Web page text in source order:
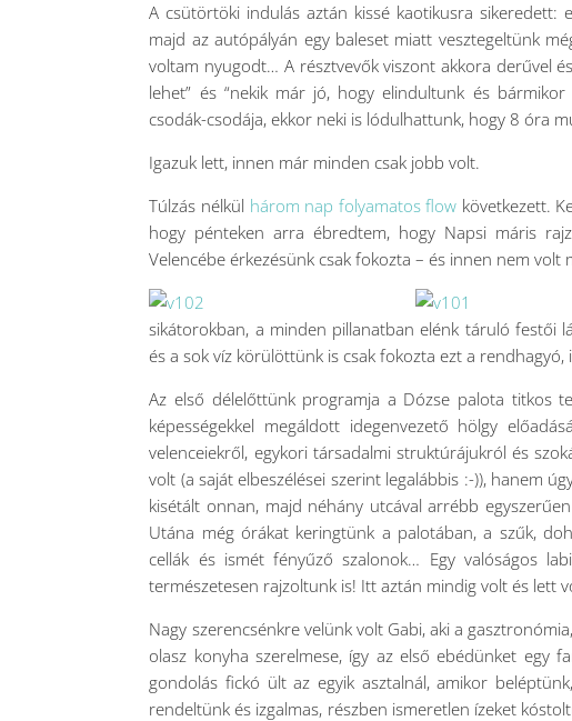
A csütörtöki indulás aztán kissé kaotikusra sikeredett:
majd az autópályán egy baleset miatt vesztegeltünk
voltam nyugodt… A résztvevők viszont akkora derűvel
lehet” és “nekik már jó, hogy elindultunk és
csodák-csodája, ekkor neki is lódulhattunk, hogy 8 óra
Igazuk lett, innen már minden csak jobb volt.
Túlzás nélkül három nap folyamatos flow következett.
hogy pénteken arra ébredtem, hogy Napsi máris
Velencébe érkezésünk csak fokozta – és innen nem volt
sikátorokban, a minden pillanatban elénk táruló festői
és a sok víz körülöttünk is csak fokozta ezt a rendhagyó,
Az első délelőttünk programja a Dózse palota titkos
képességekkel megáldott idegenvezető hölgy
velenceiekről, egykori társadalmi struktúrájukról és
volt (a saját elbeszélései szerint legalábbis :-)), hanem
kisétált onnan, majd néhány utcával arrébb
Utána még órákat keringtünk a palotában, a szűk,
cellák és ismét fényűző szalonok… Egy valóságos
természetesen rajzoltunk is! Itt aztán mindig volt és lett
Nagy szerencsénkre velünk volt Gabi, aki a
olasz konyha szerelmese, így az első ebédünket egy
gondolás fickó ült az egyik asztalnál, amikor
rendeltünk és izgalmas, részben ismeretlen ízeket